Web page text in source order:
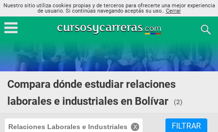
Nuestro sitio utiliza cookies propias y de terceros para ofrecerte una mejor experiencia
de usuario. Si continúas navegando aceptás su uso.. Cerrar
Compara dónde estudiar relaciones
laborales e industriales en Bolívar
(2)
Relaciones Laborales e Industriales FILTRAR